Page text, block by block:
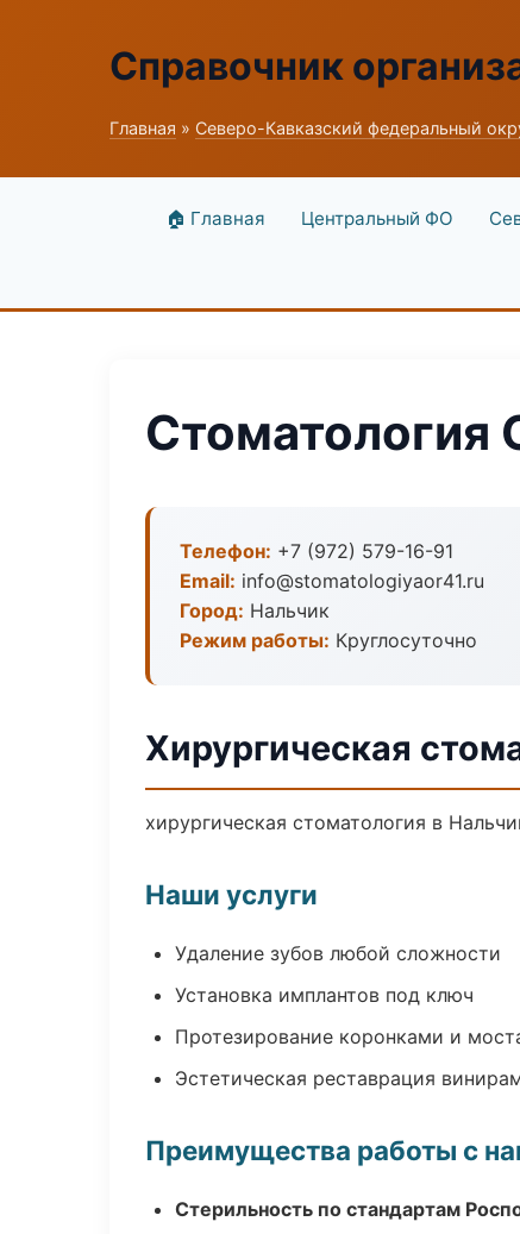
Справочник
Главная » Северо-Кавказский федеральный
🏠 Главная Центральный ФО
Стоматология
Телефон: +7 (972) 579-16-91
Email: info@stomatologiyaor41.ru
Город: Нальчик
Режим работы: Круглосуточно
Хирургическая
хирургическая стоматология в
Наши услуги
Удаление зубов любой сложности
Установка имплантов под ключ
Протезирование коронками и
Эстетическая реставрация
Преимущества работы с
Стерильность по стандартам